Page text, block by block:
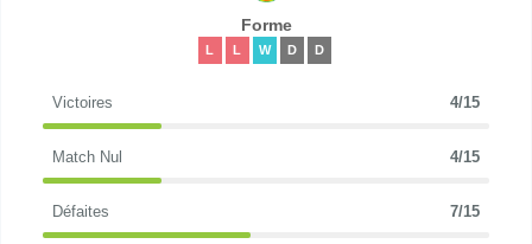
Forme
L L W D D
Victoires 4/15
Match Nul 4/15
Défaites 7/15